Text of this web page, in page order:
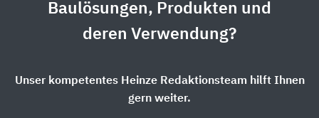
Baulösungen, Produkten und
deren Verwendung?
Unser kompetentes Heinze Redaktionsteam hilft Ihnen
gern weiter.